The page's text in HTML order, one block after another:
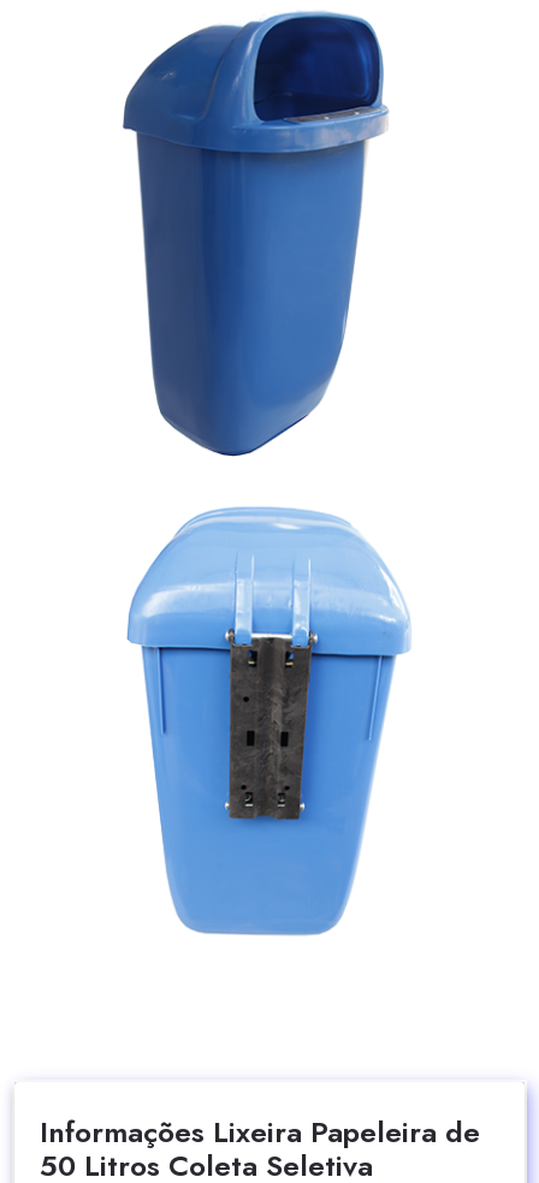
Informações Lixeira Papeleira de
50 Litros Coleta Seletiva